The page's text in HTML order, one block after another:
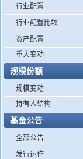
行业配置
行业配置比较
资产配置
重大变动
规模份额
规模变动
持有人结构
基金公告
全部公告
发行运作